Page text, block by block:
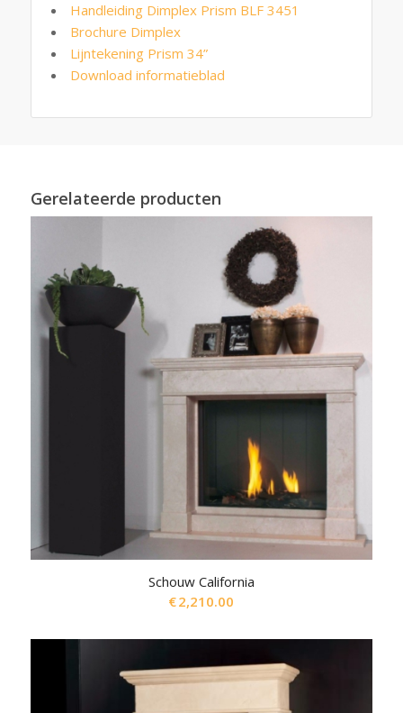
Handleiding Dimplex Prism BLF 3451
Brochure Dimplex
Lijntekening Prism 34”
Download informatieblad
Gerelateerde producten
Schouw California
€2,210.00